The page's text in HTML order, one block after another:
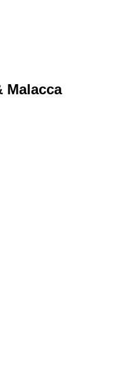
Malacca